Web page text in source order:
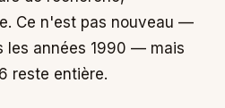
Ce n'est pas nouveau —
les années 1990 — mais
reste entière.